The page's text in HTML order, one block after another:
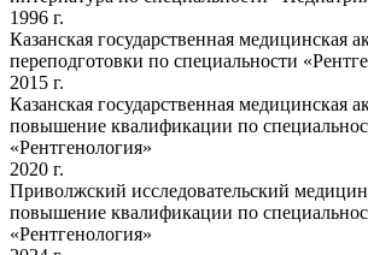
1996 г.
Казанская государственная медицинская
переподготовки по специальности
2015 г.
Казанская государственная медицинская
повышение квалификации по
«Рентгенология»
2020 г.
Приволжский исследовательский
повышение квалификации по
«Рентгенология»